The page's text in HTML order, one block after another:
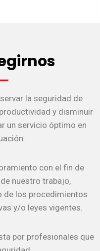
la seguridad de
y disminuir
un servicio óptimo en
con el fin de
nuestro trabajo,
de los procedimientos
y/o leyes vigentes.
por profesionales que